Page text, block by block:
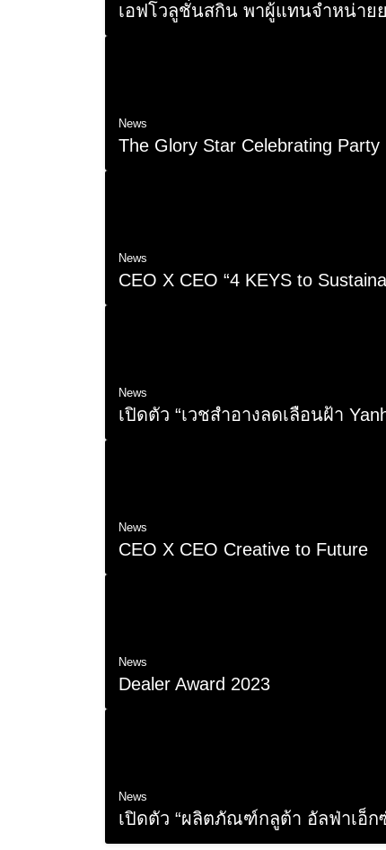
เอฟโวลูชั่นสกิน พาผู้แทนจำหน่า
News
The Glory Star Celebrating Party
News
CEO X CEO “4 KEYS to
News
เปิดตัว “เวชสำอางลดเลือนฝ้า
News
CEO X CEO Creative to Future
News
Dealer Award 2023
News
เปิดตัว “ผลิตภัณฑ์กลูต้า อัลฟ่าเอ็ก